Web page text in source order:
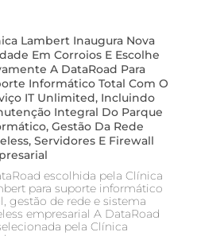
Lambert Inaugura Nova
Em Corroios E Escolhe
A DataRoad Para
Informático Total Com O
IT Unlimited, Incluindo
Integral Do Parque
Gestão Da Rede
Servidores E Firewall
escolhida pela Clínica
para suporte informático
gestão de rede e sistema
empresarial A DataRoad
pela Clínica